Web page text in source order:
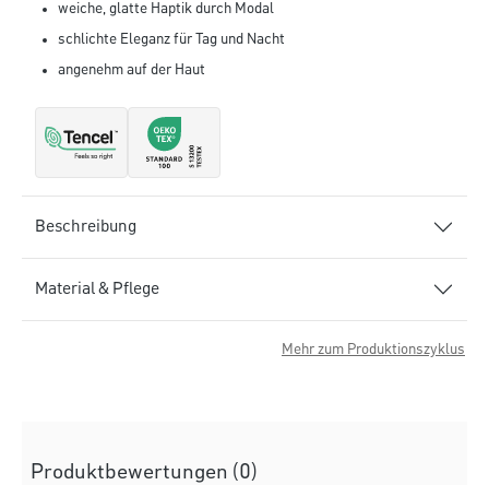
weiche, glatte Haptik durch Modal
schlichte Eleganz für Tag und Nacht
angenehm auf der Haut
Beschreibung
Material & Pflege
Mehr zum Produktionszyklus
Produktbewertungen (0)